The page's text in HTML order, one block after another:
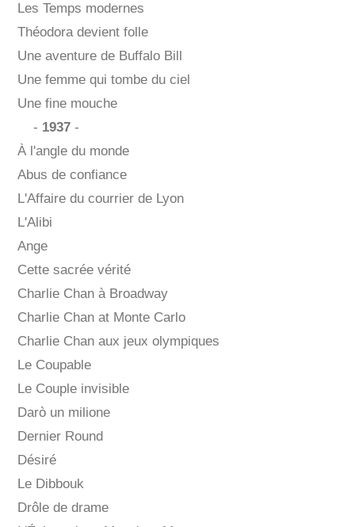
Les Temps modernes
Théodora devient folle
Une aventure de Buffalo Bill
Une femme qui tombe du ciel
Une fine mouche
- 1937-
À l'angle du monde
Abus de confiance
L'Affaire du courrier de Lyon
L'Alibi
Ange
Cette sacrée vérité
Charlie Chan à Broadway
Charlie Chan at Monte Carlo
Charlie Chan aux jeux olympiques
Le Coupable
Le Couple invisible
Darò un milione
Dernier Round
Désiré
Le Dibbouk
Drôle de drame